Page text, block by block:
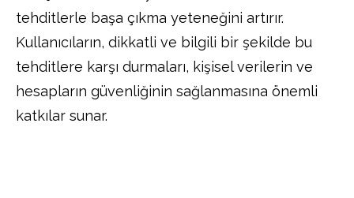
tehditlerle başa çıkma yeteneğini artırır.
Kullanıcıların, dikkatli ve bilgili bir şekilde bu
tehditlere karşı durmaları, kişisel verilerin ve
hesapların güvenliğinin sağlanmasına önemli
katkılar sunar.